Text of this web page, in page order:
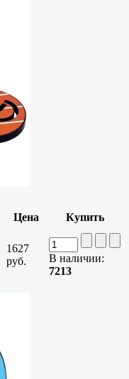
Цена Купить
1627
руб.
В наличии:
7213